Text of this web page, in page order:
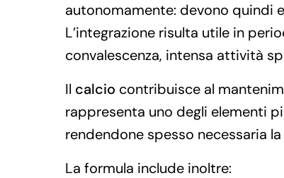
autonomamente: devono quindi
L’integrazione risulta utile in
convalescenza, intensa attività
Il calcio contribuisce al
rappresenta uno degli elementi
rendendone spesso necessaria
La formula include inoltre: